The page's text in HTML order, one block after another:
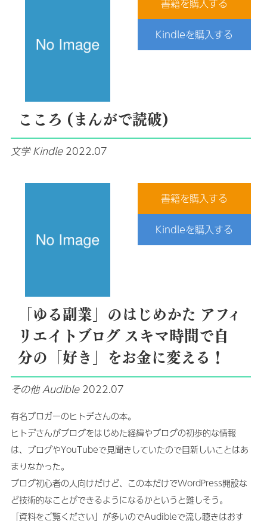
書籍を購入する
Kindleを購入する
こころ (まんがで読破)
文学 Kindle 2022.07
書籍を購入する
Kindleを購入する
「ゆる副業」のはじめかた アフィ
リエイトブログ スキマ時間で自
分の「好き」をお金に変える！
その他 Audible 2022.07
有名ブロガーのヒトデさんの本。
ヒトデさんがブログをはじめた経緯やブログの初歩的な情報
は、ブログやYouTubeで見聞きしていたので目新しいことはあ
まりなかった。
ブログ初心者の人向けだけど、この本だけでWordPress開設な
ど技術的なことができるようになるかというと難しそう。
「資料をご覧ください」が多いのでAudibleで流し聴きはおす